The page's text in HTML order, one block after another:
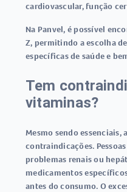
cardiovascular, função
Na Panvel, é possível
Z, permitindo a escolha
específicas de saúde e
Tem
vitaminas?
Mesmo sendo essenciais,
contraindicações.
problemas renais ou
medicamentos
antes do consumo. O